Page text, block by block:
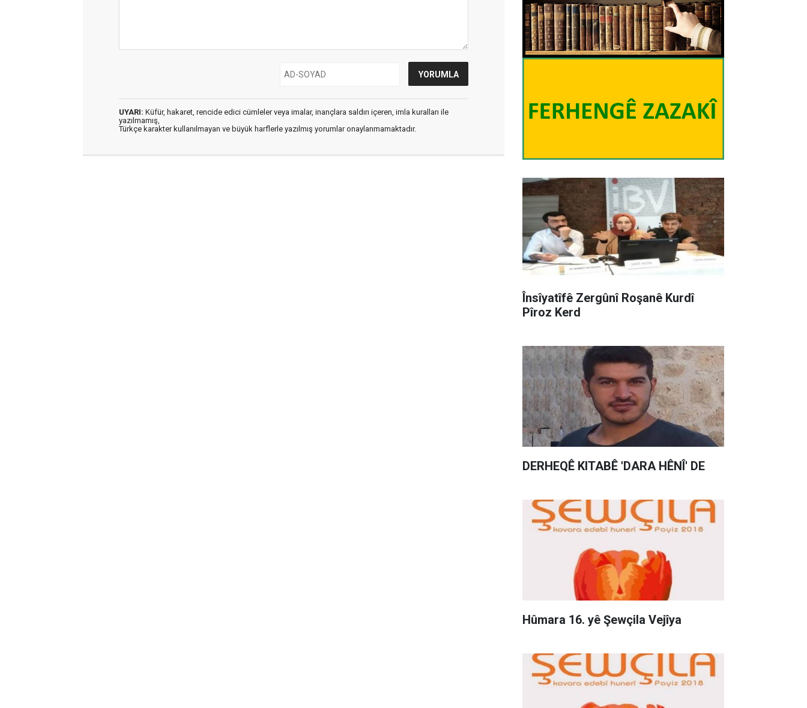
UYARI: Küfür, hakaret, rencide edici cümleler veya imalar, inançlara saldırı içeren, imla kuralları ile
yazılmamış,
Türkçe karakter kullanılmayan ve büyük harflerle yazılmış yorumlar onaylanmamaktadır.
Însîyatîfê Zergûnî Roşanê Kurdî
Pîroz Kerd
DERHEQÊ KITABÊ 'DARA HÊNÎ' DE
Hûmara 16. yê Şewçila Vejîya